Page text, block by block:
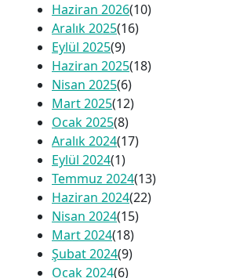
Haziran 2026(10)
Aralık 2025(16)
Eylül 2025(9)
Haziran 2025(18)
Nisan 2025(6)
Mart 2025(12)
Ocak 2025(8)
Aralık 2024(17)
Eylül 2024(1)
Temmuz 2024(13)
Haziran 2024(22)
Nisan 2024(15)
Mart 2024(18)
Şubat 2024(9)
Ocak 2024(6)